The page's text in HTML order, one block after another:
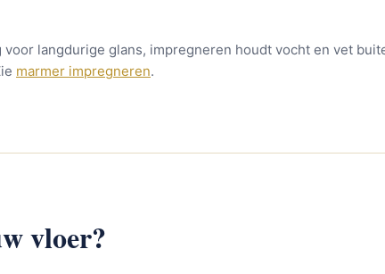
langdurige glans, impregneren houdt vocht en vet
marmer impregneren.
vloer?